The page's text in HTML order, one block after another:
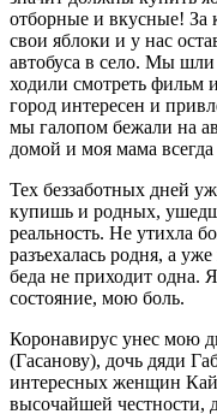
отборные и вкусные! За
свои яблоки и у нас
автобуса в село. Мы шли
ходили смотреть фильм
город интересен и
мы галопом бежали на
домой и моя мама
Тех беззаботных дней
купишь и родных,
реальность. Не утихла
разъехалась родня, а
беда не приходит одна.
состояние, мою боль.
Коронавирус унес мою
(Гасанову), дочь дяди
интересных женщин
высочайшей честности,